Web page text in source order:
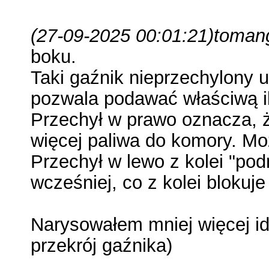
(27-09-2025 00:01:21)
boku.
Taki gaźnik nieprzechylony
pozwala podawać
Przechył w prawo
więcej paliwa do komory.
Przechył w lewo z kolei
wcześniej, co z kolei
Narysowałem mniej więcej
przekrój gaźnika)